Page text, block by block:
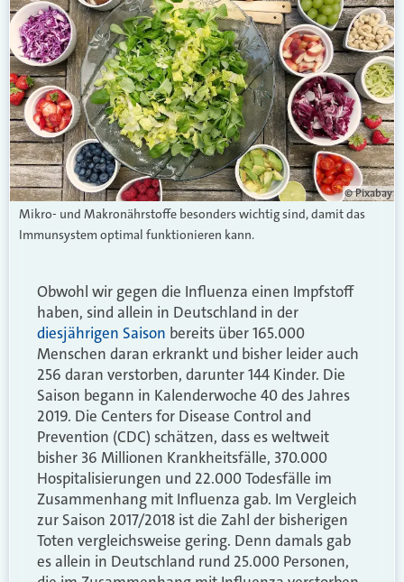
© Pixabay
Mikro- und Makronährstoffe besonders wichtig sind, damit das
Immunsystem optimal funktionieren kann.
Obwohl wir gegen die Influenza einen Impfstoff
haben, sind allein in Deutschland in der
diesjährigen Saison bereits über 165.000
Menschen daran erkrankt und bisher leider auch
256 daran verstorben, darunter 144 Kinder. Die
Saison begann in Kalenderwoche 40 des Jahres
2019. Die Centers for Disease Control and
Prevention (CDC) schätzen, dass es weltweit
bisher 36 Millionen Krankheitsfälle, 370.000
Hospitalisierungen und 22.000 Todesfälle im
Zusammenhang mit Influenza gab. Im Vergleich
zur Saison 2017/2018 ist die Zahl der bisherigen
Toten vergleichsweise gering. Denn damals gab
es allein in Deutschland rund 25.000 Personen,